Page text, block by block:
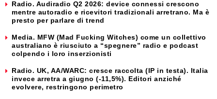
Radio. Audiradio Q2 2026: device connessi crescono
mentre autoradio e ricevitori tradizionali arretrano. Ma è
presto per parlare di trend
Media. MFW (Mad Fucking Witches) come un collettivo
australiano è riusciuto a “spegnere” radio e podcast
colpendo i loro inserzionisti
Radio. UK, AA/WARC: cresce raccolta (IP in testa). Italia
invece arretra a giugno (-11,5%). Editori anziché
evolvere, restringono perimetro